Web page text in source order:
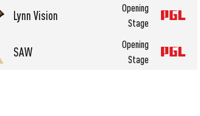
Lynn Vision
Opening
Stage
SAW
Opening
Stage